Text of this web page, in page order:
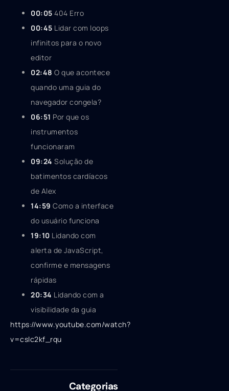
00:05 404 Erro
00:45 Lidar com loops
infinitos para o novo
editor
02:48 O que acontece
quando uma guia do
navegador congela?
06:51 Por que os
instrumentos
funcionaram
09:24 Solução de
batimentos cardíacos
de Alex
14:59 Como a interface
do usuário funciona
19:10 Lidando com
alerta de JavaScript,
confirme e mensagens
rápidas
20:34 Lidando com a
visibilidade da guia
https://www.youtube.com/watch?
v=cslc2kf_rqu
Categorias